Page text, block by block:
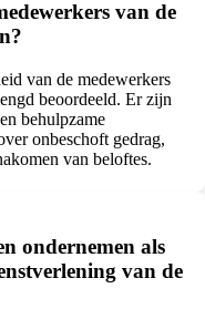
van de
van de medewerkers
beoordeeld. Er zijn
behulpzame
onbeschoft gedrag,
van beloftes.
ondernemen als
van de